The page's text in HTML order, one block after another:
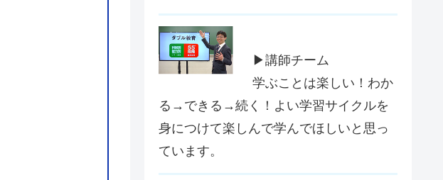
▶講師チーム
学ぶことは楽しい！わか
る→できる→続く！よい学習サイクルを
身につけて楽しんで学んでほしいと思っ
ています。